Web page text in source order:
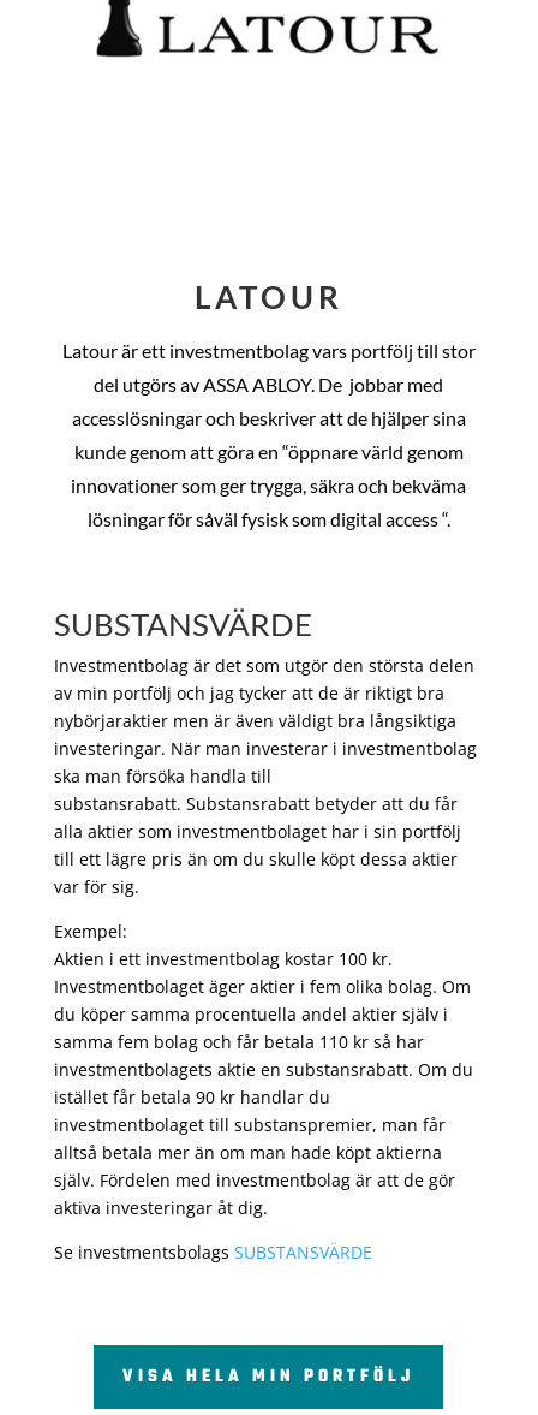
LATOUR
Latour är ett investmentbolag vars portfölj till stor
del utgörs av ASSA ABLOY. De jobbar med
accesslösningar och beskriver att de hjälper sina
kunde genom att göra en “öppnare värld genom
innovationer som ger trygga, säkra och bekväma
lösningar för såväl fysisk som digital access “.
SUBSTANSVÄRDE
Investmentbolag är det som utgör den största delen
av min portfölj och jag tycker att de är riktigt bra
nybörjaraktier men är även väldigt bra långsiktiga
investeringar. När man investerar i investmentbolag
ska man försöka handla till
substansrabatt. Substansrabatt betyder att du får
alla aktier som investmentbolaget har i sin portfölj
till ett lägre pris än om du skulle köpt dessa aktier
var för sig.
Exempel:
Aktien i ett investmentbolag kostar 100 kr.
Investmentbolaget äger aktier i fem olika bolag. Om
du köper samma procentuella andel aktier själv i
samma fem bolag och får betala 110 kr så har
investmentbolagets aktie en substansrabatt. Om du
istället får betala 90 kr handlar du
investmentbolaget till substanspremier, man får
alltså betala mer än om man hade köpt aktierna
själv. Fördelen med investmentbolag är att de gör
aktiva investeringar åt dig.
Se investmentsbolags SUBSTANSVÄRDE
VISA HELA MIN PORTFÖLJ